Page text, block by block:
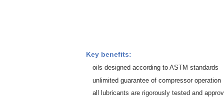
Key benefits:
oils designed according to ASTM standards
unlimited guarantee of compressor operation
all lubricants are rigorously tested and